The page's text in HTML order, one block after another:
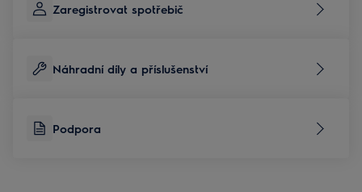
Zaregistrovat spotřebič
Náhradní díly a příslušenství
Podpora